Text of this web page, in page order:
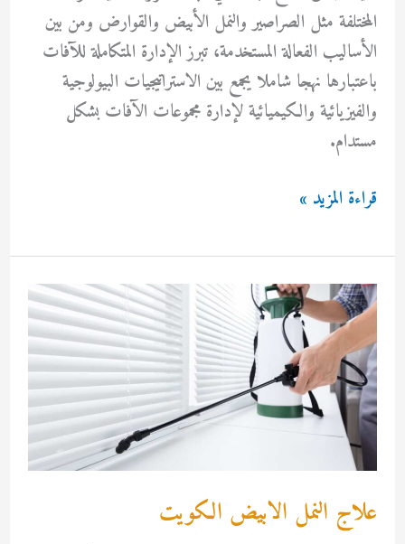
المختلفة مثل الصراصير والنمل الأبيض والقوارض ومن بين
الأساليب الفعالة المستخدمة، تبرز الإدارة المتكاملة للآفات
باعتبارها نهجا شاملا يجمع بين الاستراتيجيات البيولوجية
والفيزيائية والكيميائية لإدارة مجموعات الآفات بشكل
مستدام.
طرق
الحشرات
بالكويت
قراءة المزيد »
علاج النمل الابيض الكويت